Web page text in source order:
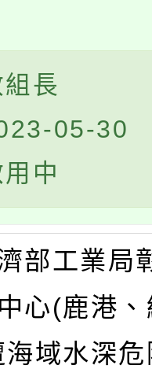
長
05-30
中
部工業局
心(鹿港
海域水深